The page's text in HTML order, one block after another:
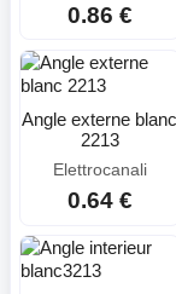
0.86 €
Angle externe blanc
2213
Elettrocanali
0.64 €